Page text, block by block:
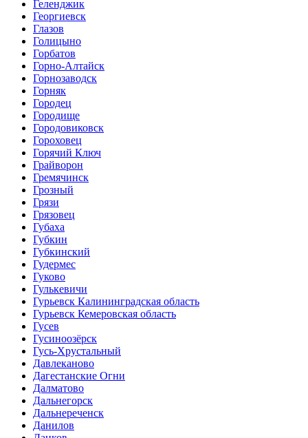
Геленджик
Георгиевск
Глазов
Голицыно
Горбатов
Горно-Алтайск
Горнозаводск
Горняк
Городец
Городище
Городовиковск
Гороховец
Горячий Ключ
Грайворон
Гремячинск
Грозный
Грязи
Грязовец
Губаха
Губкин
Губкинский
Гудермес
Гуково
Гулькевичи
Гурьевск Калининградская область
Гурьевск Кемеровская область
Гусев
Гусиноозёрск
Гусь-Хрустальный
Давлеканово
Дагестанские Огни
Далматово
Дальнегорск
Дальнереченск
Данилов